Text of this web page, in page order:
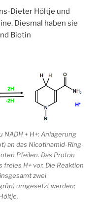
Dieter Höltje und
Diesmal haben sie
Biotin
NADH + H+: Anlagerung
an das Nicotinamid-Ring-
Pfeilen. Das Proton
freies H+ vor. Die Reaktion
zwei
umgesetzt werden;